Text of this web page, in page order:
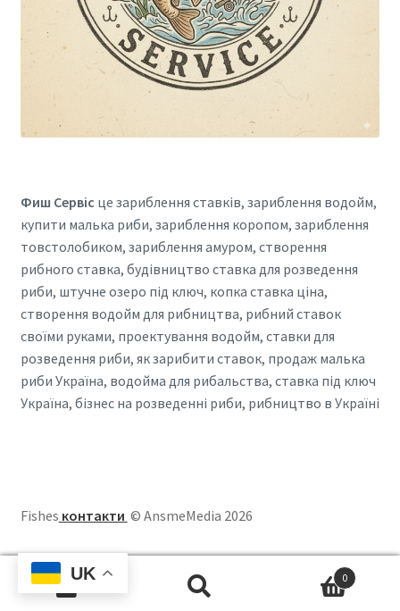
Фиш Сервіс це зариблення ставків, зариблення водойм,
купити малька риби, зариблення коропом, зариблення
товстолобиком, зариблення амуром, створення
рибного ставка, будівництво ставка для розведення
риби, штучне озеро під ключ, копка ставка ціна,
створення водойм для рибництва, рибний ставок
своїми руками, проектування водойм, ставки для
розведення риби, як зарибити ставок, продаж малька
риби Україна, водойма для рибальства, ставка під ключ
Україна, бізнес на розведенні риби, рибництво в Україні
Fishes контакти © AnsmeMedia 2026
Шукати:
Шукати
0
UK